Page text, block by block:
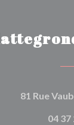
81 Rue
04 37